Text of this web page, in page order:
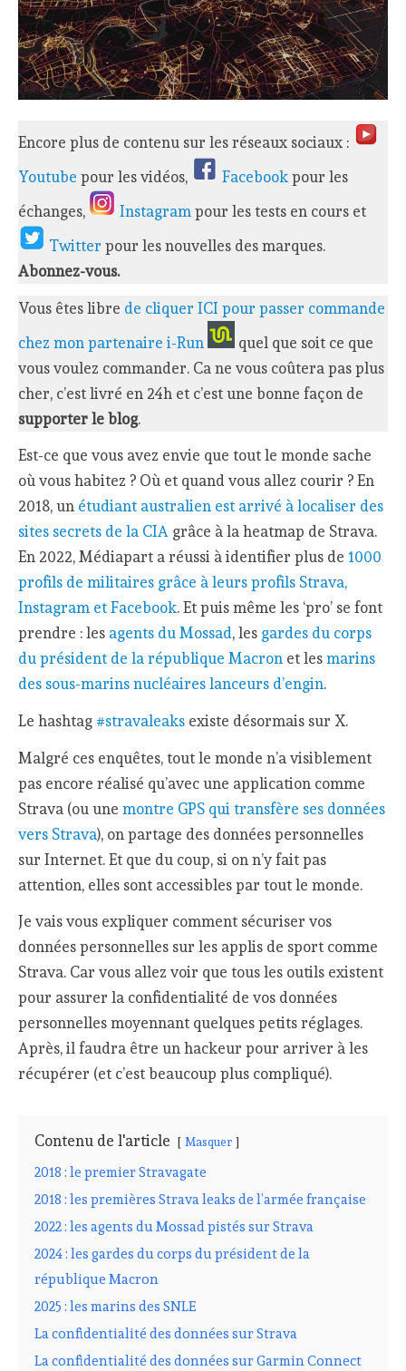
Encore plus de contenu sur les réseaux sociaux :
Youtube pour les vidéos, Facebookpour les
échanges,
Instagrampour les tests en cours et
Twitterpour les nouvelles des marques.
Abonnez-vous.
Vous êtes libre de cliquer ICI pour passer commande
chez mon partenaire i-Run
quel que soit ce que
vous voulez commander. Ca ne vous coûtera pas plus
cher, c’est livré en 24h et c’est une bonne façon de
supporter le blog.
Est-ce que vous avez envie que tout le monde sache
où vous habitez ? Où et quand vous allez courir ? En
2018, un étudiant australien est arrivé à localiser des
sites secrets de la CIA grâce à la heatmap de Strava.
En 2022, Médiapart a réussi à identifier plus de 1000
profils de militaires grâce à leurs profils Strava,
Instagram et Facebook. Et puis même les ‘pro’ se font
prendre : les agents du Mossad, les gardes du corps
du président de la république Macron et lesmarins
des sous-marins nucléaires lanceurs d’engin.
Le hashtag #stravaleaks existe désormais sur X.
Malgré ces enquêtes, tout le monde n’a visiblement
pas encore réalisé qu’avec une application comme
Strava (ou unemontre GPS qui transfère ses données
vers Strava), on partage des données personnelles
sur Internet. Et que du coup, si on n’y fait pas
attention, elles sont accessibles par tout le monde.
Je vais vous expliquer comment sécuriser vos
données personnelles sur les applis de sport comme
Strava. Car vous allez voir que tous les outils existent
pour assurer la confidentialité de vos données
personnelles moyennant quelques petits réglages.
Après, il faudra être un hackeur pour arriver à les
récupérer (et c’est beaucoup plus compliqué).
Contenu de l'article Masquer
2018 : le premier Stravagate
2018 : les premières Strava leaks de l’armée française
2022 : les agents du Mossad pistés sur Strava
2024 : les gardes du corps du président de la
république Macron
2025 : les marins des SNLE
La confidentialité des données sur Strava
La confidentialité des données sur Garmin Connect